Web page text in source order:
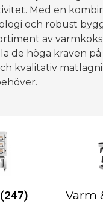
Med en
och robust
av
de höga kraven på
kvalitativ
(247)
Varm